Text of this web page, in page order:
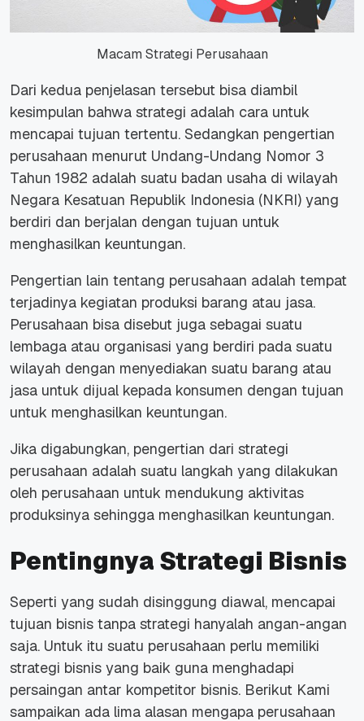
Macam Strategi Perusahaan
Dari kedua penjelasan tersebut bisa diambil
kesimpulan bahwa strategi adalah cara untuk
mencapai tujuan tertentu. Sedangkan pengertian
perusahaan menurut Undang-Undang Nomor 3
Tahun 1982 adalah suatu badan usaha di wilayah
Negara Kesatuan Republik Indonesia (NKRI) yang
berdiri dan berjalan dengan tujuan untuk
menghasilkan keuntungan.
Pengertian lain tentang perusahaan adalah tempat
terjadinya kegiatan produksi barang atau jasa.
Perusahaan bisa disebut juga sebagai suatu
lembaga atau organisasi yang berdiri pada suatu
wilayah dengan menyediakan suatu barang atau
jasa untuk dijual kepada konsumen dengan tujuan
untuk menghasilkan keuntungan.
Jika digabungkan, pengertian dari strategi
perusahaan adalah suatu langkah yang dilakukan
oleh perusahaan untuk mendukung aktivitas
produksinya sehingga menghasilkan keuntungan.
Pentingnya Strategi Bisnis
Seperti yang sudah disinggung diawal, mencapai
tujuan bisnis tanpa strategi hanyalah angan-angan
saja. Untuk itu suatu perusahaan perlu memiliki
strategi bisnis yang baik guna menghadapi
persaingan antar kompetitor bisnis. Berikut Kami
sampaikan ada lima alasan mengapa perusahaan